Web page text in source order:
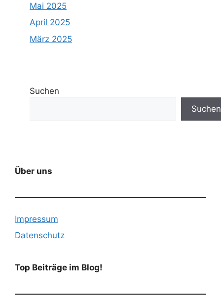
Mai 2025
April 2025
März 2025
Suchen
Suchen
Über uns
Impressum
Datenschutz
Top Beiträge im Blog!